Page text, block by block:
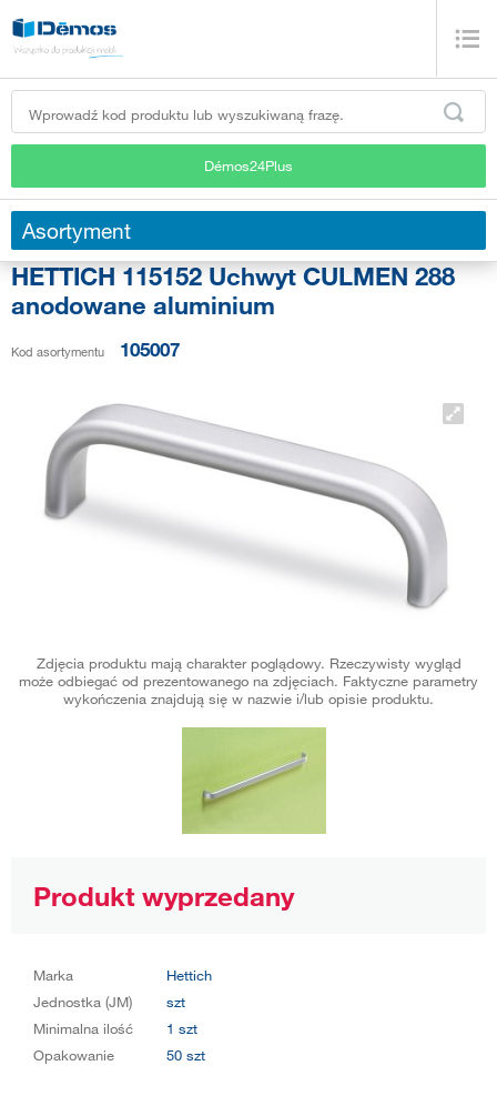
Démos24Plus
Asortyment
HETTICH 115152 Uchwyt CULMEN 288
anodowane aluminium
Kod asortymentu 105007
Zdjęcia produktu mają charakter poglądowy. Rzeczywisty wygląd
może odbiegać od prezentowanego na zdjęciach. Faktyczne parametry
wykończenia znajdują się w nazwie i/lub opisie produktu.
Produkt wyprzedany
Marka
Hettich
Jednostka (JM)
szt
Minimalna ilość
1 szt
Opakowanie
50 szt